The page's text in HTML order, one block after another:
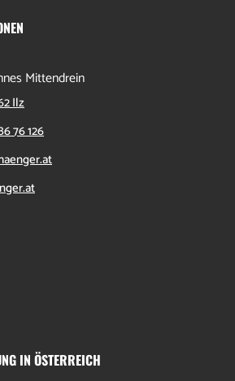
Mittendrein
Ilz
76 126
IN ÖSTERREICH